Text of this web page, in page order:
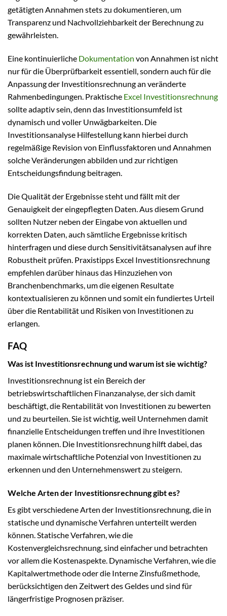
getätigten Annahmen stets zu dokumentieren, um
Transparenz und Nachvollziehbarkeit der Berechnung zu
gewährleisten.
Eine kontinuierliche Dokumentation von Annahmen ist nicht
nur für die Überprüfbarkeit essentiell, sondern auch für die
Anpassung der Investitionsrechnung an veränderte
Rahmenbedingungen. Praktische Excel Investitionsrechnung
sollte adaptiv sein, denn das Investitionsumfeld ist
dynamisch und voller Unwägbarkeiten. Die
Investitionsanalyse Hilfestellung kann hierbei durch
regelmäßige Revision von Einflussfaktoren und Annahmen
solche Veränderungen abbilden und zur richtigen
Entscheidungsfindung beitragen.
Die Qualität der Ergebnisse steht und fällt mit der
Genauigkeit der eingepflegten Daten. Aus diesem Grund
sollten Nutzer neben der Eingabe von aktuellen und
korrekten Daten, auch sämtliche Ergebnisse kritisch
hinterfragen und diese durch Sensitivitätsanalysen auf ihre
Robustheit prüfen. Praxistipps Excel Investitionsrechnung
empfehlen darüber hinaus das Hinzuziehen von
Branchenbenchmarks, um die eigenen Resultate
kontextualisieren zu können und somit ein fundiertes Urteil
über die Rentabilität und Risiken von Investitionen zu
erlangen.
FAQ
Was ist Investitionsrechnung und warum ist sie wichtig?
Investitionsrechnung ist ein Bereich der
betriebswirtschaftlichen Finanzanalyse, der sich damit
beschäftigt, die Rentabilität von Investitionen zu bewerten
und zu beurteilen. Sie ist wichtig, weil Unternehmen damit
finanzielle Entscheidungen treffen und ihre Investitionen
planen können. Die Investitionsrechnung hilft dabei, das
maximale wirtschaftliche Potenzial von Investitionen zu
erkennen und den Unternehmenswert zu steigern.
Welche Arten der Investitionsrechnung gibt es?
Es gibt verschiedene Arten der Investitionsrechnung, die in
statische und dynamische Verfahren unterteilt werden
können. Statische Verfahren, wie die
Kostenvergleichsrechnung, sind einfacher und betrachten
vor allem die Kostenaspekte. Dynamische Verfahren, wie die
Kapitalwertmethode oder die Interne Zinsfußmethode,
berücksichtigen den Zeitwert des Geldes und sind für
längerfristige Prognosen präziser.